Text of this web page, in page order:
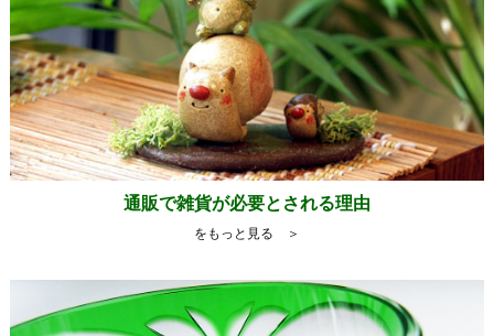
通販で雑貨が必要とされる理由
をもっと見る ＞